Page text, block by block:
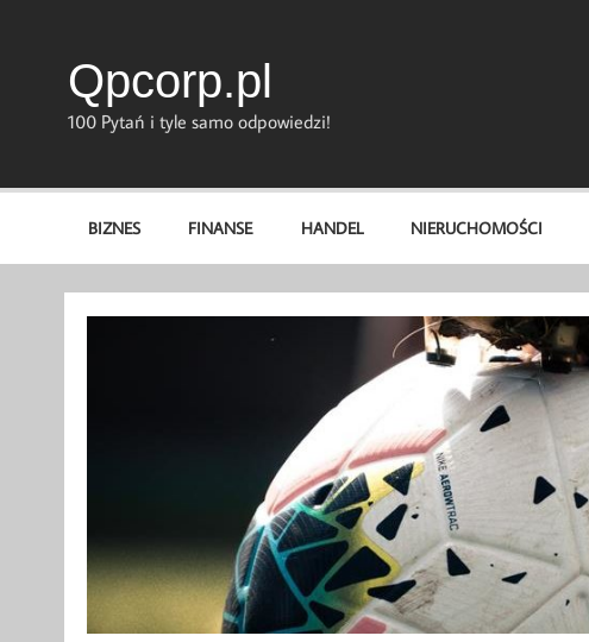
Qpcorp.pl
100 Pytań i tyle samo odpowiedzi!
BIZNES FINANSE HANDEL NIERUCHOMOŚCI